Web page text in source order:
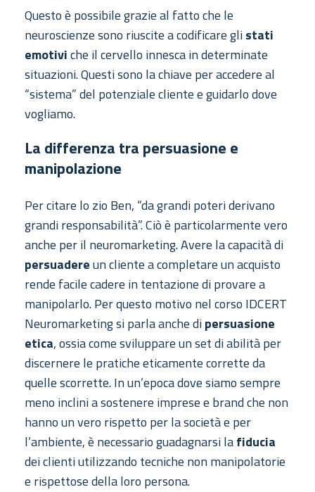
Questo è possibile grazie al fatto che le
neuroscienze sono riuscite a codificare glistati
emotiviche il cervello innesca in determinate
situazioni. Questi sono la chiave per accedere al
“sistema” del potenziale cliente e guidarlo dove
vogliamo.
La differenza tra persuasione e
manipolazione
Per citare lo zio Ben, “da grandi poteri derivano
grandi responsabilità”. Ciò è particolarmente vero
anche per il neuromarketing. Avere la capacità di
persuadereun cliente a completare un acquisto
rende facile cadere in tentazione di provare a
manipolarlo. Per questo motivo nel corso IDCERT
Neuromarketing si parla anche dipersuasione
etica, ossia come sviluppare un set di abilità per
discernere le pratiche eticamente corrette da
quelle scorrette. In un’epoca dove siamo sempre
meno inclini a sostenere imprese e brand che non
hanno un vero rispetto per la società e per
l’ambiente, è necessario guadagnarsi lafiducia
dei clienti utilizzando tecniche non manipolatorie
e rispettose della loro persona.